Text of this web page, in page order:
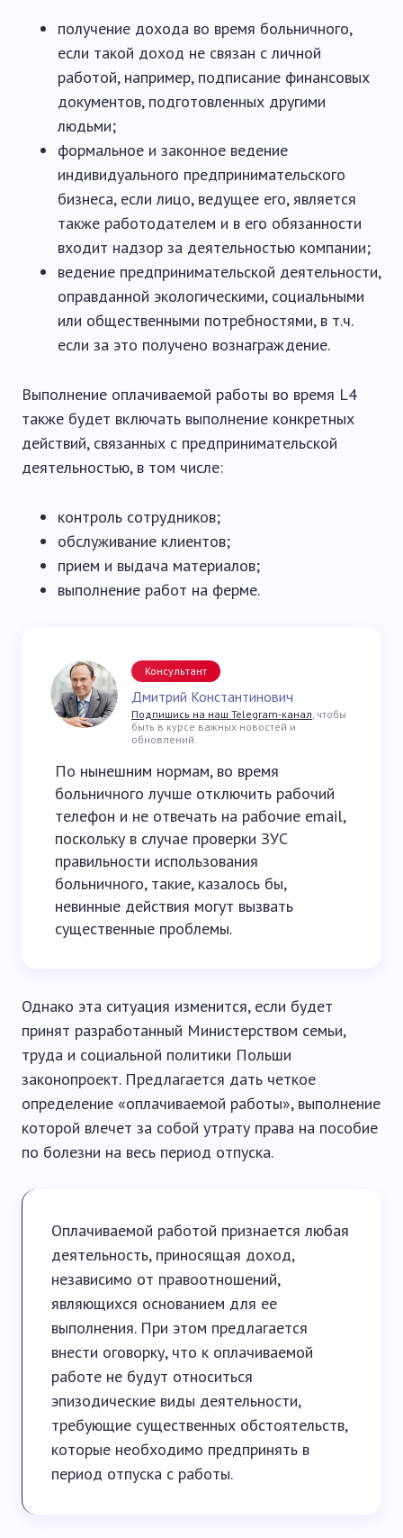
получение дохода во время больничного,
если такой доход не связан с личной
работой, например, подписание финансовых
документов, подготовленных другими
людьми;
формальное и законное ведение
индивидуального предпринимательского
бизнеса, если лицо, ведущее его, является
также работодателем и в его обязанности
входит надзор за деятельностью компании;
ведение предпринимательской деятельности,
оправданной экологическими, социальными
или общественными потребностями, в т.ч.
если за это получено вознаграждение.
Выполнение оплачиваемой работы во время L4
также будет включать выполнение конкретных
действий, связанных с предпринимательской
деятельностью, в том числе:
контроль сотрудников;
обслуживание клиентов;
прием и выдача материалов;
выполнение работ на ферме.
Консультант
Дмитрий Константинович
Подпишись на наш Telegram-канал, чтобы
быть в курсе важных новостей и
обновлений.
По нынешним нормам, во время
больничного лучше отключить рабочий
телефон и не отвечать на рабочие email,
поскольку в случае проверки ЗУС
правильности использования
больничного, такие, казалось бы,
невинные действия могут вызвать
существенные проблемы.
Однако эта ситуация изменится, если будет
принят разработанный Министерством семьи,
труда и социальной политики Польши
законопроект. Предлагается дать четкое
определение «оплачиваемой работы», выполнение
которой влечет за собой утрату права на пособие
по болезни на весь период отпуска.
Оплачиваемой работой признается любая
деятельность, приносящая доход,
независимо от правоотношений,
являющихся основанием для ее
выполнения. При этом предлагается
внести оговорку, что к оплачиваемой
работе не будут относиться
эпизодические виды деятельности,
требующие существенных обстоятельств,
которые необходимо предпринять в
период отпуска с работы.